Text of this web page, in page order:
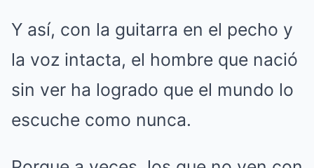
Y así, con la guitarra en el pecho y
la voz intacta, el hombre que nació
sin ver ha logrado que el mundo lo
escuche como nunca.